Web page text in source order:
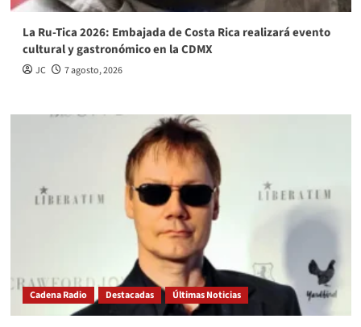
La Ru-Tica 2026: Embajada de Costa Rica realizará evento
cultural y gastronómico en la CDMX
JC 7 agosto, 2026
Cadena Radio Destacadas Últimas Noticias